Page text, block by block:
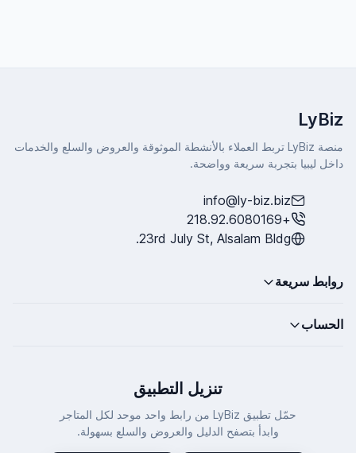
LyBiz
منصة LyBiz تربط العملاء بالأنشطة الموثوقة والعروض والسلع والخدمات
داخل ليبيا بتجربة سريعة وواضحة.
info@ly-biz.biz
+218.92.6080169
23rd July St, Alsalam Bldg.
روابط سريعة
الحساب
تنزيل التطبيق
حمّل تطبيق LyBiz من رابط واحد موحد لكل المتاجر
وابدأ بتصفح الدليل والعروض والسلع بسهولة.